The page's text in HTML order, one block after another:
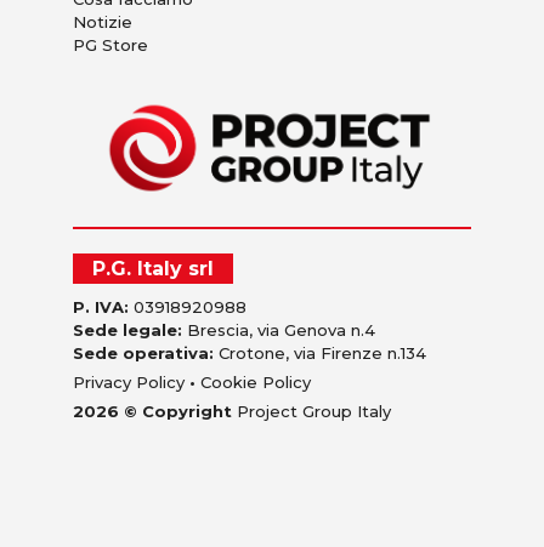
Notizie
PG Store
P.G. Italy srl
P. IVA: 03918920988
Sede legale: Brescia, via Genova n.4
Sede operativa: Crotone, via Firenze n.134
Privacy Policy • Cookie Policy
2026 © Copyright Project Group Italy